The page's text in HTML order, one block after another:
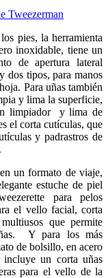
pies, la herramienta
inoxidable, tiene un
de apertura lateral
dos tipos, para manos
Para uñas también
y lima la superficie,
limpiador y lima de
el corta cutículas, que
y padrastros de
un formato de viaje,
estuche de piel
para pelos
el vello facial, corta
que permite
Y para los más
de bolsillo, en acero
un corta uñas
para el vello de la